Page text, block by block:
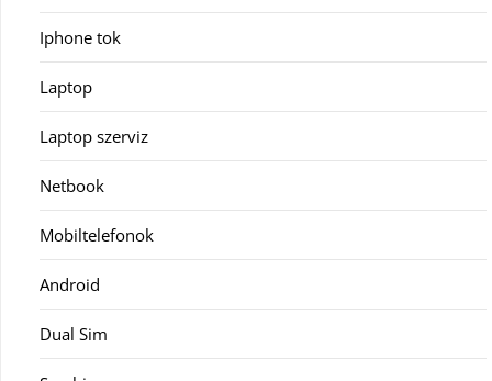
Iphone tok
Laptop
Laptop szerviz
Netbook
Mobiltelefonok
Android
Dual Sim